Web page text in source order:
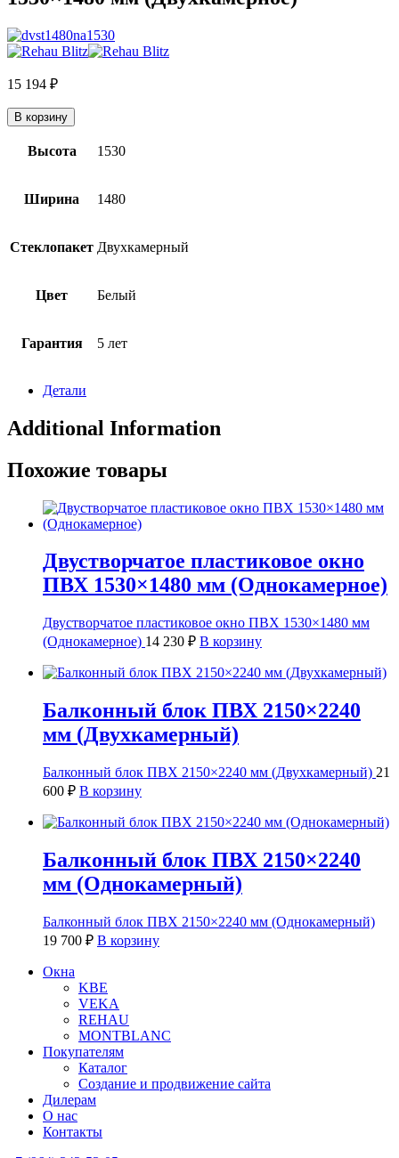
15 194 ₽
В корзину
Высота 1530
Ширина 1480
Стеклопакет Двухкамерный
Цвет Белый
Гарантия 5 лет
Детали
Additional Information
Похожие товары
Двустворчатое пластиковое окно
ПВХ 1530×1480 мм (Однокамерное)
Двустворчатое пластиковое окно ПВХ 1530×1480 мм
(Однокамерное) 14 230 ₽ В корзину
Балконный блок ПВХ 2150×2240
мм (Двухкамерный)
Балконный блок ПВХ 2150×2240 мм (Двухкамерный) 21
600 ₽ В корзину
Балконный блок ПВХ 2150×2240
мм (Однокамерный)
Балконный блок ПВХ 2150×2240 мм (Однокамерный)
19 700 ₽ В корзину
Окна
KBE
VEKA
REHAU
MONTBLANC
Покупателям
Каталог
Создание и продвижение сайта
Дилерам
О нас
Контакты